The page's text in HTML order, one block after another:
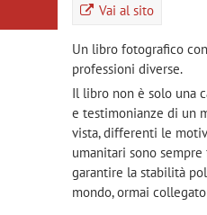
Vai al sito
Un libro fotografico
professioni diverse.
Il libro non è solo una
e testimonianze di un
vista, differenti le
umanitari sono
garantire la stabilità
mondo, ormai